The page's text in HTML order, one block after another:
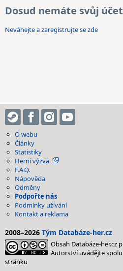
Dosud nemáte svůj
Neváhejte a zaregistrujte se zde
O webu
Články
Statistiky
Herní výzva
F.A.Q.
Nápověda
Odměny
Podpořte nás
Podmínky užívání
Kontakt a reklama
2008–2026 Tým Databáze-her.cz
Obsah Databáze-her.cz
Autorství uvádějte
stránku